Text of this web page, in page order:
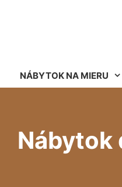
NÁBYTOK NA MIERU
Nábytok